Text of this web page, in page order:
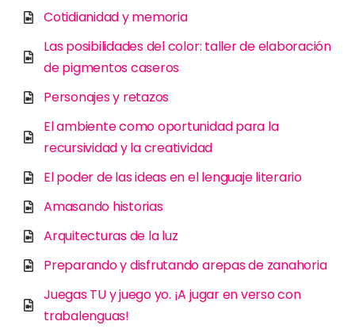
Cotidianidad y memoria
Las posibilidades del color: taller de elaboración
de pigmentos caseros
Personajes y retazos
El ambiente como oportunidad para la
recursividad y la creatividad
El poder de las ideas en el lenguaje literario
Amasando historias
Arquitecturas de la luz
Preparando y disfrutando arepas de zanahoria
Juegas TU y juego yo. ¡A jugar en verso con
trabalenguas!